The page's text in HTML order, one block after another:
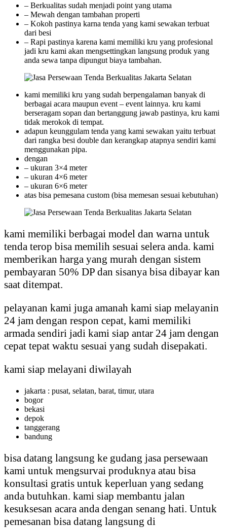
– Berkualitas sudah menjadi point yang utama
– Mewah dengan tambahan properti
– Kokoh pastinya karna tenda yang kami sewakan terbuat
dari besi
– Rapi pastinya karena kami memiliki kru yang profesional
jadi kru kami akan mengsettingkan langsung produk yang
anda sewa tanpa dipungut biaya tambahan.
kami memiliki kru yang sudah berpengalaman banyak di
berbagai acara maupun event – event lainnya. kru kami
berseragam sopan dan bertanggung jawab pastinya, kru kami
tidak merokok di tempat.
adapun keunggulam tenda yang kami sewakan yaitu terbuat
dari rangka besi double dan kerangkap atapnya sendiri kami
menggunakan pipa.
dengan
– ukuran 3×4 meter
– ukuran 4×6 meter
– ukuran 6×6 meter
atas bisa pemesana custom (bisa memesan sesuai kebutuhan)
kami memiliki berbagai model dan warna untuk
tenda terop bisa memilih sesuai selera anda. kami
memberikan harga yang murah dengan sistem
pembayaran 50% DP dan sisanya bisa dibayar kan
saat ditempat.
pelayanan kami juga amanah kami siap melayanin
24 jam dengan respon cepat, kami memiliki
armada sendiri jadi kami siap antar 24 jam dengan
cepat tepat waktu sesuai yang sudah disepakati.
kami siap melayani diwilayah
jakarta : pusat, selatan, barat, timur, utara
bogor
bekasi
depok
tanggerang
bandung
bisa datang langsung ke gudang jasa persewaan
kami untuk mengsurvai produknya atau bisa
konsultasi gratis untuk keperluan yang sedang
anda butuhkan. kami siap membantu jalan
kesuksesan acara anda dengan senang hati. Untuk
pemesanan bisa datang langsung di